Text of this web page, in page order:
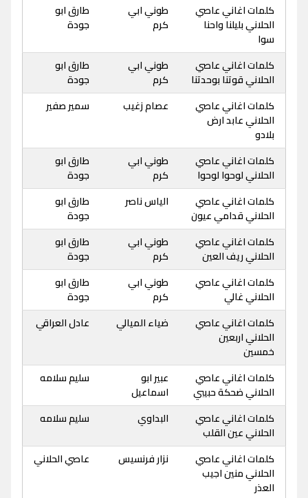
كلمات اغاني عاصي
الحلاني بليلنا واحنا
سوا
طوني ابي
كرم
طارق ابو
جودة
كلمات اغاني عاصي
الحلاني قوتنا بوحدتنا
طوني ابي
كرم
طارق ابو
جودة
كلمات اغاني عاصي
الحلاني عابد ارض
بلادو
عصام زغيب سمير صفير
كلمات اغاني عاصي
الحلاني لوحوا لوحوا
طوني ابي
كرم
طارق ابو
جودة
كلمات اغاني عاصي
الحلاني قدامي عيون
الياس ناصر
طارق ابو
جودة
كلمات اغاني عاصي
الحلاني ريف العين
طوني ابي
كرم
طارق ابو
جودة
كلمات اغاني عاصي
الحلاني غالي
طوني ابي
كرم
طارق ابو
جودة
كلمات اغاني عاصي
الحلاني اربعين
خمسين
ضياء الميالي عادل العراقي
كلمات اغاني عاصي
الحلاني ضحكة حبيبي
عبير ابو
اسماعيل
سليم سلامه
كلمات اغاني عاصي
الحلاني عين القلب
البداوي سليم سلامه
كلمات اغاني عاصي
الحلاني منين اجيب
العذر
نزار فرنسيس عاصي الحلاني